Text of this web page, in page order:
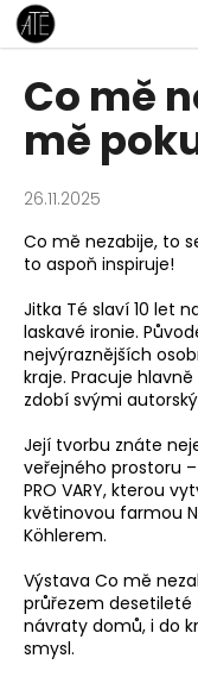
Přejít
na
obsah
Co mě
mě
26.11.2025
Co mě nezabije, to
to aspoň inspiruje!
Jitka Té slaví 10 let
laskavé ironie.
nejvýraznějších
kraje. Pracuje
zdobí svými
Její tvorbu znáte
veřejného prostoru –
PRO VARY, kterou
květinovou farmou
Köhlerem.
Výstava Co mě
průřezem desetileté
návraty domů, i do
smysl.
K
o
C
o
p
t
e
b
u
j
e
t
e
n
a
j
í
t